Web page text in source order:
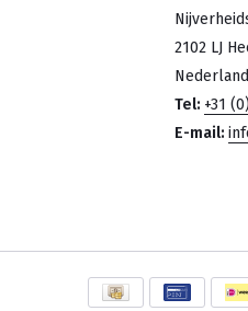
2102 LJ
Nederland
Tel: +31
E-mail: